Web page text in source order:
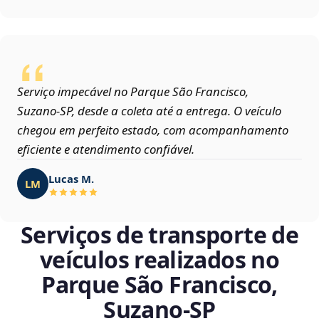
Serviço impecável no Parque São Francisco,
Suzano‑SP, desde a coleta até a entrega. O veículo
chegou em perfeito estado, com acompanhamento
eficiente e atendimento confiável.
LM Lucas M.
Serviços de transporte de
veículos realizados no
Parque São Francisco,
Suzano‑SP